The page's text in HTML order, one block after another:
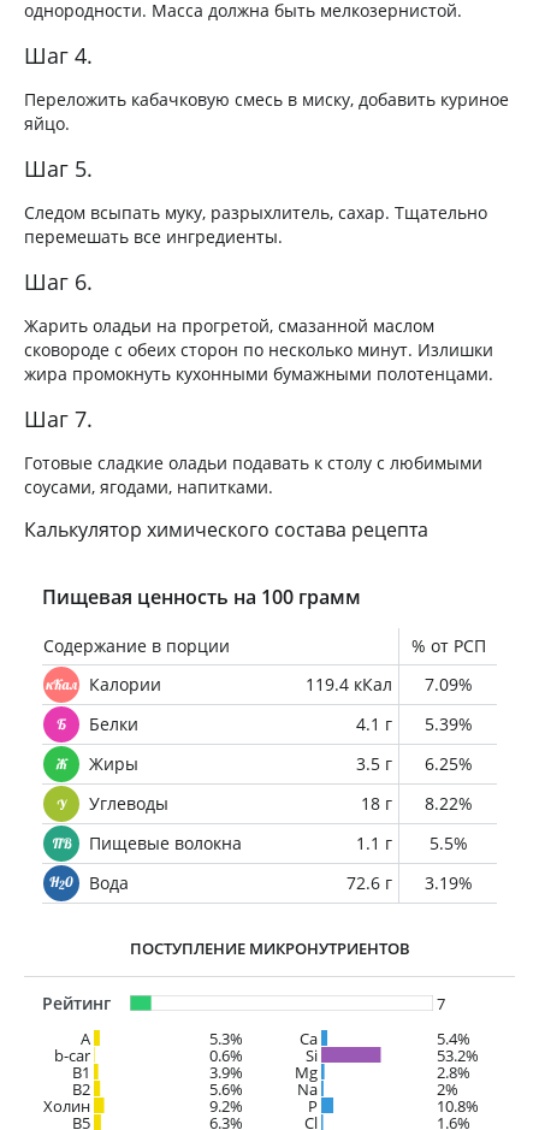
однородности. Масса должна быть мелкозернистой.
Шаг 4.
Переложить кабачковую смесь в миску, добавить куриное
яйцо.
Шаг 5.
Следом всыпать муку, разрыхлитель, сахар. Тщательно
перемешать все ингредиенты.
Шаг 6.
Жарить оладьи на прогретой, смазанной маслом
сковороде с обеих сторон по несколько минут. Излишки
жира промокнуть кухонными бумажными полотенцами.
Шаг 7.
Готовые сладкие оладьи подавать к столу с любимыми
соусами, ягодами, напитками.
Калькулятор химического состава рецепта
Пищевая ценность на 100 грамм
Содержание в порции
% от РСП
Калории
119.4 кКал
7.09%
Белки
4.1 г
5.39%
Жиры
3.5 г
6.25%
Углеводы
18 г
8.22%
Пищевые волокна
1.1 г
5.5%
Вода
72.6 г 3.19%
ПОСТУПЛЕНИЕ МИКРОНУТРИЕНТОВ
Рейтинг
7
A
5.3%
b-car 0.6%
В1 3.9%
B2 5.6%
Холин 9.2%
B5 6.3%
Ca 5.4%
Si 53.2%
Mg 2.8%
Na 2%
P 10.8%
Cl 1.6%